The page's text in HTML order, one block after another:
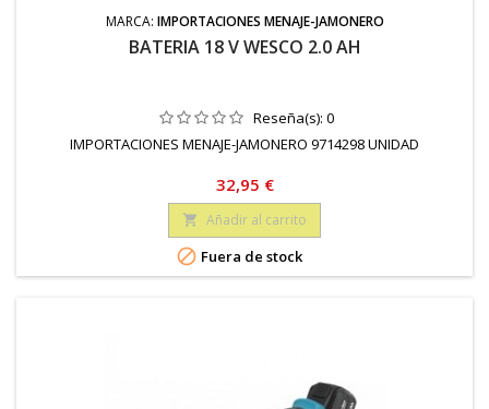
MARCA: IMPORTACIONES MENAJE-JAMONERO
BATERIA 18 V WESCO 2.0 AH
Reseña(s): 0
IMPORTACIONES MENAJE-JAMONERO 9714298 UNIDAD
Precio
32,95 €
 Añadir al carrito
 Fuera de stock